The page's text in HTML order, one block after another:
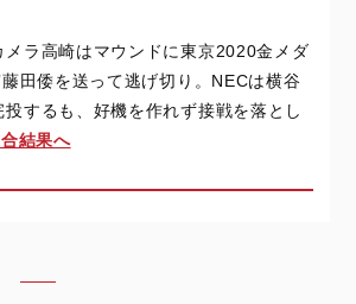
メラ高崎はマウンドに東京2020金メダ
藤田倭を送って逃げ切り。NECは横谷
するも、好機を作れず接戦を落とし
結果へ